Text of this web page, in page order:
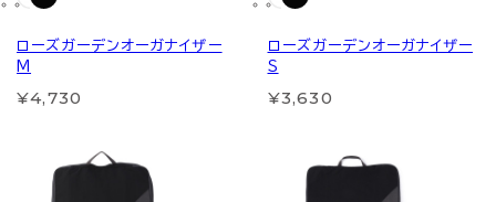
ローズガーデンオーガナイザー
M
¥4,730
ローズガーデンオーガナイザー
S
¥3,630